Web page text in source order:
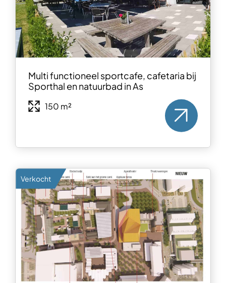
Multi functioneel sportcafe, cafetaria bij
Sporthal en natuurbad in As
150 m²
Verkocht